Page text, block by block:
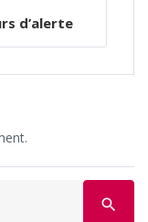
d’alerte
search